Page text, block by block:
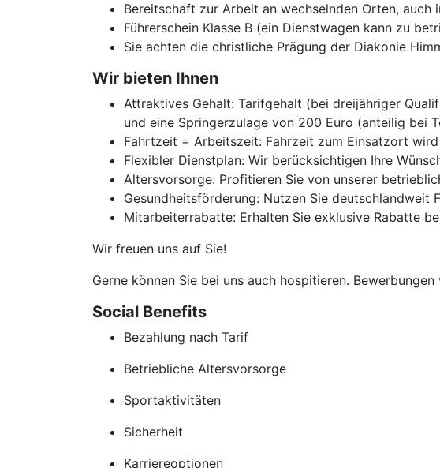
Bereitschaft zur Arbeit an wechselnden Orten, auch
Führerschein Klasse B (ein Dienstwagen kann zu
Sie achten die christliche Prägung der Diakonie
Wir bieten Ihnen
Attraktives Gehalt: Tarifgehalt (bei dreijähriger
und eine Springerzulage von 200 Euro (anteilig bei
Fahrtzeit = Arbeitszeit: Fahrzeit zum Einsatzort
Flexibler Dienstplan: Wir berücksichtigen Ihre
Altersvorsorge: Profitieren Sie von unserer
Gesundheitsförderung: Nutzen Sie
Mitarbeiterrabatte: Erhalten Sie exklusive Rabatte
Wir freuen uns auf Sie!
Gerne können Sie bei uns auch hospitieren.
Social Benefits
Bezahlung nach Tarif
Betriebliche Altersvorsorge
Sportaktivitäten
Sicherheit
Karriereoptionen